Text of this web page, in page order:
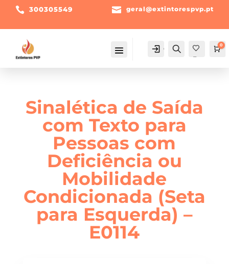
 300305549  geral@extintorespvp.pt
Conta
Pesquisa
Fav
0
Sinalética de Saída
com Texto para
Pessoas com
Deficiência ou
Mobilidade
Condicionada (Seta
para Esquerda) –
E0114